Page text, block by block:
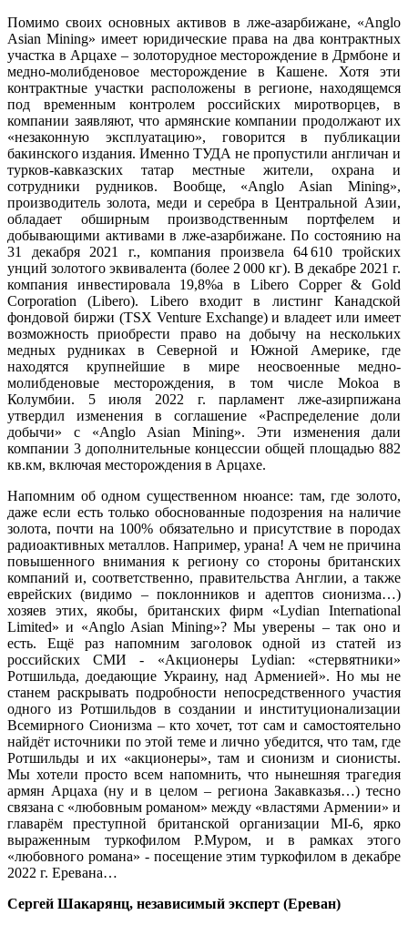
Помимо своих основных активов в лже-азарбижане, «Anglo
Asian Mining» имеет юридические права на два контрактных
участка в Арцахе – золоторудное месторождение в Дрмбоне и
медно-молибденовое месторождение в Кашене. Хотя эти
контрактные участки расположены в регионе, находящемся
под временным контролем российских миротворцев, в
компании заявляют, что армянские компании продолжают их
«незаконную эксплуатацию», говорится в публикации
бакинского издания. Именно ТУДА не пропустили англичан и
турков-кавказских татар местные жители, охрана и
сотрудники рудников. Вообще, «Anglo Asian Mining»,
производитель золота, меди и серебра в Центральной Азии,
обладает обширным производственным портфелем и
добывающими активами в лже-азарбижане. По состоянию на
31 декабря 2021 г., компания произвела 64 610 тройских
унций золотого эквивалента (более 2 000 кг). В декабре 2021 г.
компания инвестировала 19,8%а в Libero Copper & Gold
Corporation (Libero). Libero входит в листинг Канадской
фондовой биржи (TSX Venture Exchange) и владеет или имеет
возможность приобрести право на добычу на нескольких
медных рудниках в Северной и Южной Америке, где
находятся крупнейшие в мире неосвоенные медно-
молибденовые месторождения, в том числе Mokoa в
Колумбии. 5 июля 2022 г. парламент лже-азирпижана
утвердил изменения в соглашение «Распределение доли
добычи» с «Anglo Asian Mining». Эти изменения дали
компании 3 дополнительные концессии общей площадью 882
кв.км, включая месторождения в Арцахе.
Напомним об одном существенном нюансе: там, где золото,
даже если есть только обоснованные подозрения на наличие
золота, почти на 100% обязательно и присутствие в породах
радиоактивных металлов. Например, урана! А чем не причина
повышенного внимания к региону со стороны британских
компаний и, соответственно, правительства Англии, а также
еврейских (видимо – поклонников и адептов сионизма…)
хозяев этих, якобы, британских фирм «Lydian International
Limited» и «Anglo Asian Mining»? Мы уверены – так оно и
есть. Ещё раз напомним заголовок одной из статей из
российских СМИ - «Акционеры Lydian: «стервятники»
Ротшильда, доедающие Украину, над Арменией». Но мы не
станем раскрывать подробности непосредственного участия
одного из Ротшильдов в создании и институционализации
Всемирного Сионизма – кто хочет, тот сам и самостоятельно
найдёт источники по этой теме и лично убедится, что там, где
Ротшильды и их «акционеры», там и сионизм и сионисты.
Мы хотели просто всем напомнить, что нынешняя трагедия
армян Арцаха (ну и в целом – региона Закавказья…) тесно
связана с «любовным романом» между «властями Армении» и
главарём преступной британской организации MI-6, ярко
выраженным туркофилом Р.Муром, и в рамках этого
«любовного романа» - посещение этим туркофилом в декабре
2022 г. Еревана…
Сергей Шакарянц, независимый эксперт (Ереван)